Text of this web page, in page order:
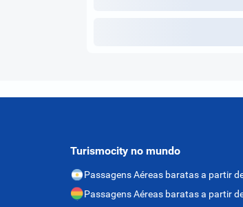
Turismocity no mundo